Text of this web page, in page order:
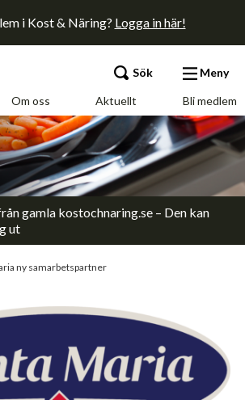
i Kost & Näring? Logga in här!
Om oss Aktuellt Bli medlem
Sök Meny
English
gamla kostochnaring.se – Den kan
ut
ny samarbetspartner